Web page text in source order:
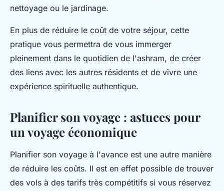
nettoyage ou le jardinage.
En plus de réduire le coût de votre séjour, cette
pratique vous permettra de vous immerger
pleinement dans le quotidien de l'ashram, de créer
des liens avec les autres résidents et de vivre une
expérience spirituelle authentique.
Planifier son voyage : astuces pour
un voyage économique
Planifier son voyage à l'avance est une autre manière
de réduire les coûts. Il est en effet possible de trouver
des vols à des tarifs très compétitifs si vous réservez